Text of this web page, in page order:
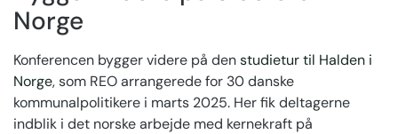
Norge
Konferencen bygger videre på denstudietur til Halden i
Norge, som REO arrangerede for 30 danske
kommunalpolitikere i marts 2025. Her fik deltagerne
indblik i det norske arbejde med kernekraft på